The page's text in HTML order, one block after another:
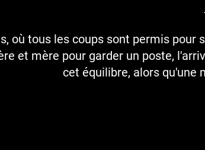
où tous les coups sont permis
et mère pour garder un poste,
cet équilibre, alors qu'une